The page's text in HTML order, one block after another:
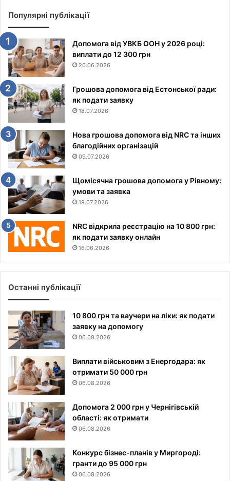
Популярні публікації
Допомога від УВКБ ООН у 2026 році:
виплати до 12 300 грн
20.06.2026
Грошова допомога від Естонської ради:
як подати заявку
18.07.2026
Нова грошова допомога від NRC та інших
благодійних організацій
09.07.2026
Щомісячна грошова допомога у Рівному:
умови та заявка
19.07.2026
NRC відкрила реєстрацію на 10 800 грн:
як подати заявку онлайн
16.06.2026
Останні публікації
10 800 грн та ваучери на ліки: як подати
заявку на допомогу
06.08.2026
Виплати військовим з Енергодара: як
отримати 50 000 грн
06.08.2026
Допомога 2 000 грн у Чернігівській
області: як отримати
06.08.2026
Конкурс бізнес-планів у Миргороді:
гранти до 95 000 грн
06.08.2026